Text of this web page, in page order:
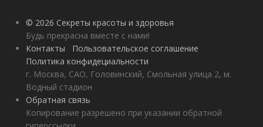
© 2026 Секреты красоты и здоровья
Будь прекрасна вместе с нами!
Контакты
Пользовательское соглашение
Политика конфидециальности
г. Москва, САО, Головинский, Смольная улица 2, м.
Водный стадион
Обратная связь
Копирование разрешено при указании обратной